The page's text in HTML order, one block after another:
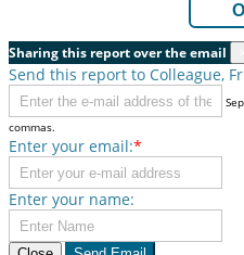
Sharing this report over the email
Send this report to Colleague,
commas.
Enter your email:*
Enter your name: